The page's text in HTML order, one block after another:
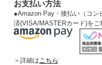
お支払い方法
●Amazon Pay・後払い（コン
済(VISA/MASTERカード)をご
＞詳細はこちら